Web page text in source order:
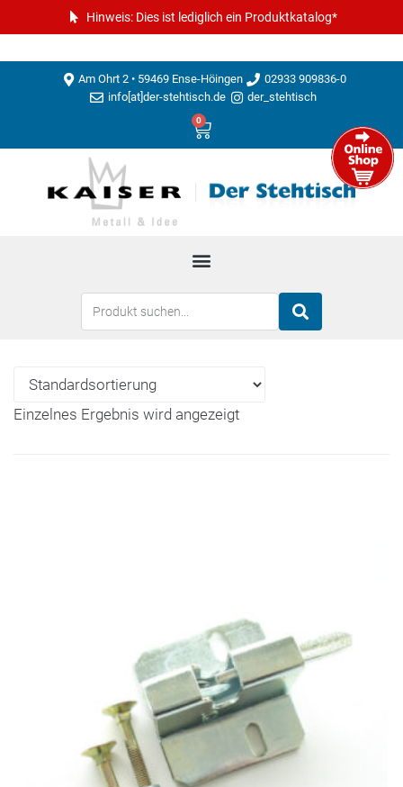
Hinweis: Dies ist lediglich ein Produktkatalog*
Am Ohrt 2 • 59469 Ense-Höingen
02933 909836-0
info[at]der-stehtisch.de
der_stehtisch
0
Einzelnes Ergebnis wird angezeigt